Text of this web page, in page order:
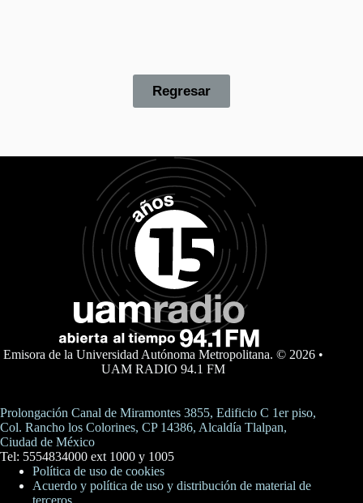
Regresar
Emisora de la Universidad Autónoma Metropolitana. © 2026 •
UAM RADIO 94.1 FM
Prolongación Canal de Miramontes 3855, Edificio C 1er piso,
Col. Rancho los Colorines, CP 14386, Alcaldía Tlalpan,
Ciudad de México
Tel: 5554834000 ext 1000 y 1005
Política de uso de cookies
Acuerdo y política de uso y distribución de material de